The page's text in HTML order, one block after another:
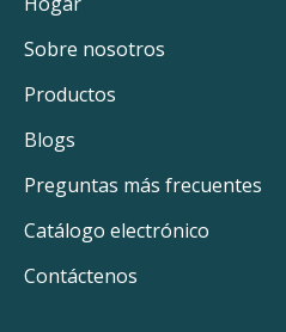
Sobre nosotros
Productos
Blogs
Preguntas más frecuentes
Catálogo electrónico
Contáctenos